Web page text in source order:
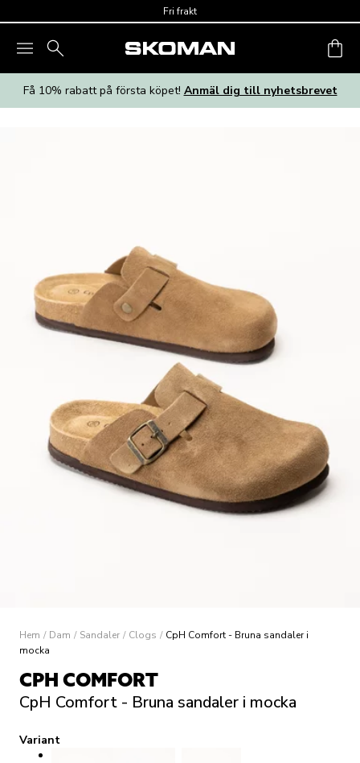
Fri frakt
Få 10% rabatt på första köpet! Anmäl dig till nyhetsbrevet
Hem / Dam / Sandaler / Clogs / CpH Comfort - Bruna sandaler i
mocka
CPH COMFORT
CpH Comfort - Bruna sandaler i mocka
Variant